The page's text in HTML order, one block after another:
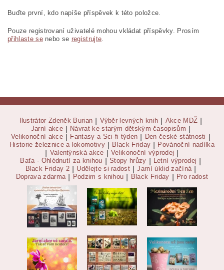
Buďte první, kdo napíše příspěvek k této položce.
Pouze registrovaní uživatelé mohou vkládat příspěvky. Prosím
přihlaste senebo se registrujte.
Ilustrátor Zdeněk Burian Výběr levných knih Akce MDŽ
Jarní akce Návrat ke starým dětským časopisům
Velikonoční akce Fantasy a Sci-fi týden Den české státnosti
Historie železnice a lokomotivy Black Friday Povánoční nadílka
Valentýnská akce Velikonoční výprodej
Baťa - Ohlédnutí za knihou Stopy hrůzy Letní výprodej
Black Friday 2 Udělejte si radost Jarní úklid začíná
Doprava zdarma Podzim s knihou Black Friday Pro radost